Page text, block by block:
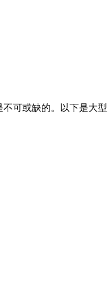
可或缺的。以下是大型